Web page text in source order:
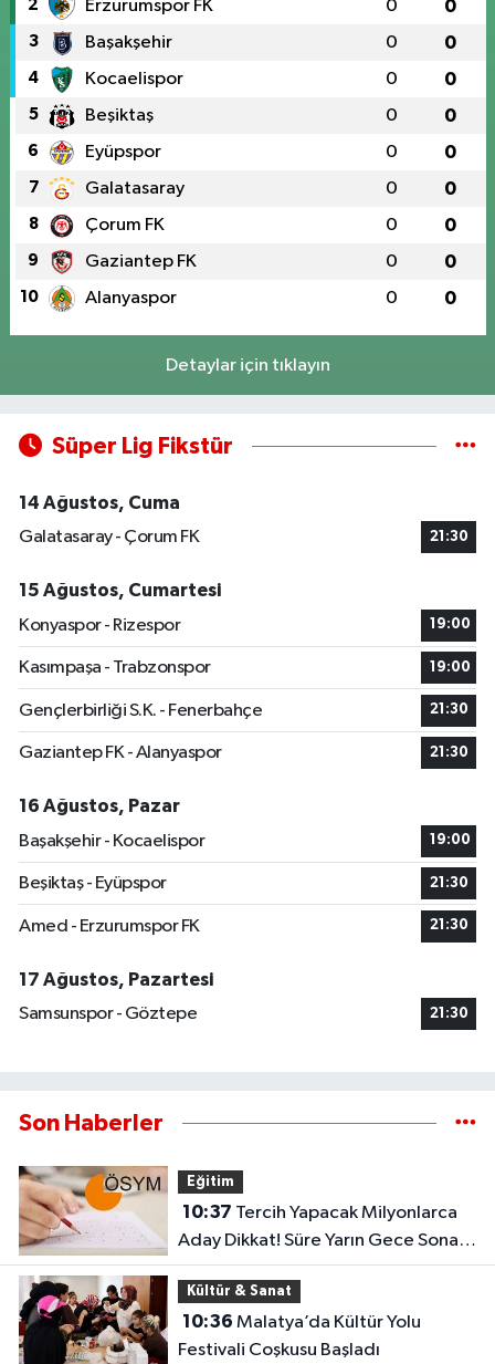
2 Erzurumspor FK 0 0
3 Başakşehir 0 0
4 Kocaelispor 0 0
5 Beşiktaş 0 0
6 Eyüpspor 0 0
7 Galatasaray 0 0
8 Çorum FK 0 0
9 Gaziantep FK 0 0
10 Alanyaspor 0 0
Detaylar için tıklayın
Süper Lig Fikstür
14 Ağustos, Cuma
Galatasaray - Çorum FK
21:30
15 Ağustos, Cumartesi
Konyaspor - Rizespor
19:00
Kasımpaşa - Trabzonspor 19:00
Gençlerbirliği S.K. - Fenerbahçe 21:30
Gaziantep FK - Alanyaspor 21:30
16 Ağustos, Pazar
Başakşehir - Kocaelispor
19:00
Beşiktaş - Eyüpspor 21:30
Amed - Erzurumspor FK 21:30
17 Ağustos, Pazartesi
Samsunspor - Göztepe
21:30
Son Haberler
Eğitim
10:37
Aday Dikkat! Süre Yarın Gece Sona
Eriyor
Kültür & Sanat
10:36
Festivali Coşkusu Başladı